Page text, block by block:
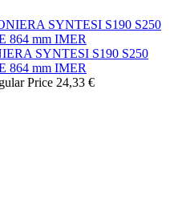
SYNTESI S190 S250
864 mm IMER
Price 24,33 €